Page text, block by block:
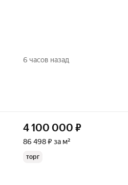
6 часов назад
4 100 000 ₽
86 498 ₽ за м²
торг